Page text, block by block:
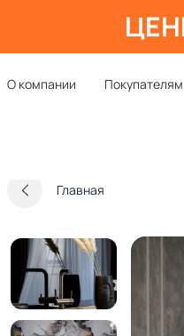
О компании Покупателям
Главная